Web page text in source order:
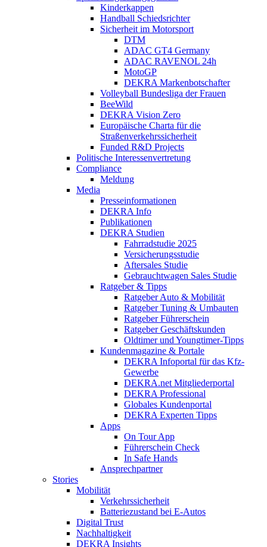
Kinderkappen
Handball Schiedsrichter
Sicherheit im Motorsport
DTM
ADAC GT4 Germany
ADAC RAVENOL 24h
MotoGP
DEKRA Markenbotschafter
Volleyball Bundesliga der Frauen
BeeWild
DEKRA Vision Zero
Europäische Charta für die
Straßenverkehrssicherheit
Funded R&D Projects
Politische Interessenvertretung
Compliance
Meldung
Media
Presseinformationen
DEKRA Info
Publikationen
DEKRA Studien
Fahrradstudie 2025
Versicherungsstudie
Aftersales Studie
Gebrauchtwagen Sales Studie
Ratgeber & Tipps
Ratgeber Auto & Mobilität
Ratgeber Tuning & Umbauten
Ratgeber Führerschein
Ratgeber Geschäftskunden
Oldtimer und Youngtimer-Tipps
Kundenmagazine & Portale
DEKRA Infoportal für das Kfz-
Gewerbe
DEKRA.net Mitgliederportal
DEKRA Professional
Globales Kundenportal
DEKRA Experten Tipps
Apps
On Tour App
Führerschein Check
In Safe Hands
Ansprechpartner
Stories
Mobilität
Verkehrssicherheit
Batteriezustand bei E-Autos
Digital Trust
Nachhaltigkeit
DEKRA Insights